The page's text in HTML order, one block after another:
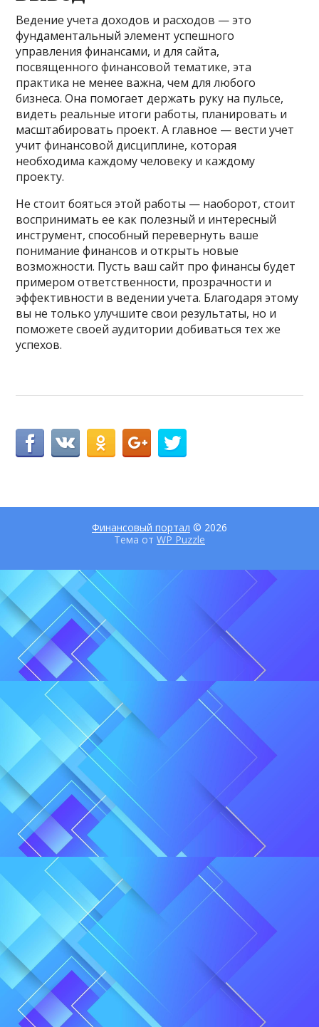
Ведение учета доходов и расходов — это
фундаментальный элемент успешного
управления финансами, и для сайта,
посвященного финансовой тематике, эта
практика не менее важна, чем для любого
бизнеса. Она помогает держать руку на пульсе,
видеть реальные итоги работы, планировать и
масштабировать проект. А главное — вести учет
учит финансовой дисциплине, которая
необходима каждому человеку и каждому
проекту.
Не стоит бояться этой работы — наоборот, стоит
воспринимать ее как полезный и интересный
инструмент, способный перевернуть ваше
понимание финансов и открыть новые
возможности. Пусть ваш сайт про финансы будет
примером ответственности, прозрачности и
эффективности в ведении учета. Благодаря этому
вы не только улучшите свои результаты, но и
поможете своей аудитории добиваться тех же
успехов.
Финансовый портал © 2026
Тема от WP Puzzle